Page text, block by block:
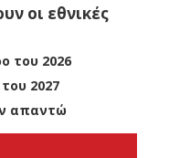
οι εθνικές
του 2026